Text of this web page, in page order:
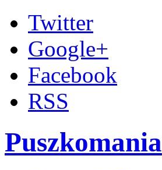
Twitter
Google+
Facebook
RSS
Puszkomania